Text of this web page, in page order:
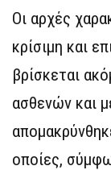
Οι αρχές
κρίσιμη και
βρίσκεται
ασθενών και
οποίες,